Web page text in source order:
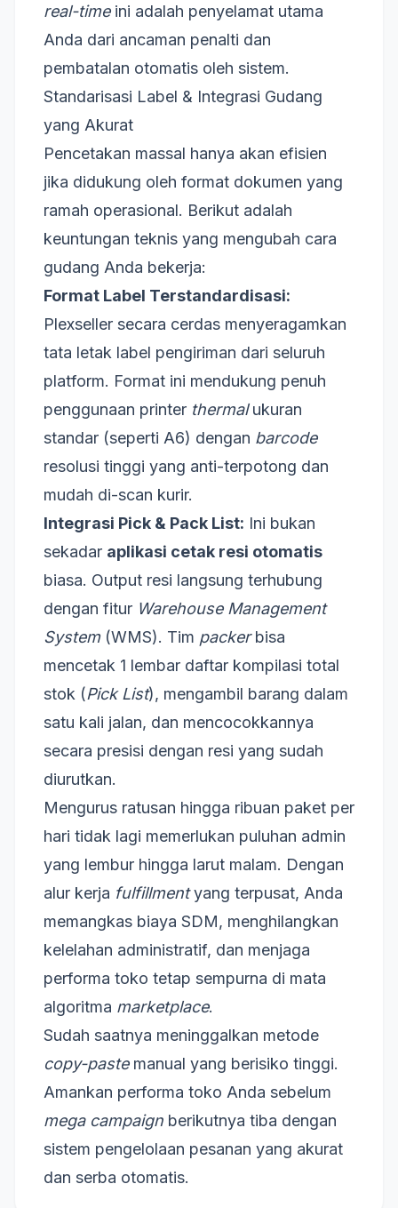
real-timeini adalah penyelamat utama
Anda dari ancaman penalti dan
pembatalan otomatis oleh sistem.
Standarisasi Label & Integrasi Gudang
yang Akurat
Pencetakan massal hanya akan efisien
jika didukung oleh format dokumen yang
ramah operasional. Berikut adalah
keuntungan teknis yang mengubah cara
gudang Anda bekerja:
Format Label Terstandardisasi:
Plexseller secara cerdas menyeragamkan
tata letak label pengiriman dari seluruh
platform. Format ini mendukung penuh
penggunaan printer thermalukuran
standar (seperti A6) dengan barcode
resolusi tinggi yang anti-terpotong dan
mudah di-scan kurir.
Integrasi Pick & Pack List: Ini bukan
sekadar aplikasi cetak resi otomatis
biasa. Output resi langsung terhubung
dengan fitur Warehouse Management
System(WMS). Tim packerbisa
mencetak 1 lembar daftar kompilasi total
stok (Pick List), mengambil barang dalam
satu kali jalan, dan mencocokkannya
secara presisi dengan resi yang sudah
diurutkan.
Mengurus ratusan hingga ribuan paket per
hari tidak lagi memerlukan puluhan admin
yang lembur hingga larut malam. Dengan
alur kerja fulfillmentyang terpusat, Anda
memangkas biaya SDM, menghilangkan
kelelahan administratif, dan menjaga
performa toko tetap sempurna di mata
algoritma marketplace.
Sudah saatnya meninggalkan metode
copy-pastemanual yang berisiko tinggi.
Amankan performa toko Anda sebelum
mega campaign berikutnya tiba dengan
sistem pengelolaan pesanan yang akurat
dan serba otomatis.